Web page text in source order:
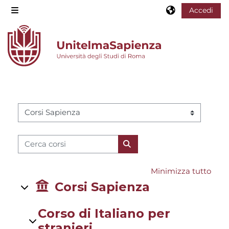
Accedi
Categorie di corso
Cerca corsi
Cerca corsi
Minimizza tutto
Corsi Sapienza
Corso di Italiano per